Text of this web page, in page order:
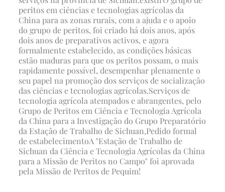
peritos em ciências e tecnologias agrícolas da
China para as zonas rurais, com a ajuda e o apoio
do grupo de peritos, foi criado há dois anos, após
dois anos de preparativos activos, e agora
formalmente estabelecido, as condições básicas
estão maduras para que os peritos possam, o mais
rapidamente possível, desempenhar plenamente o
seu papel na promoção dos serviços de socialização
das ciências e tecnologias agrícolas.Serviços de
tecnologia agrícola atempados e abrangentes, pelo
Grupo de Peritos em Ciência e Tecnologia Agrícola
da China para a Investigação do Grupo Preparatório
da Estação de Trabalho de Sichuan,Pedido formal
de estabelecimentoA "Estação de Trabalho de
Sichuan da Ciência e Tecnologia Agrícolas da China
para a Missão de Peritos no Campo" foi aprovada
pela Missão de Peritos de Pequim!